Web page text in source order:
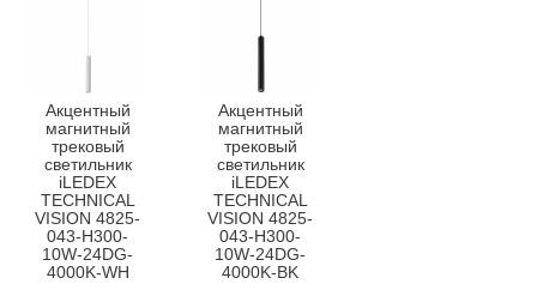
Акцентный
магнитный
трековый
светильник
iLEDEX
TECHNICAL
VISION 4825-
043-H300-
10W-24DG-
4000K-WH
Акцентный
магнитный
трековый
светильник
iLEDEX
TECHNICAL
VISION 4825-
043-H300-
10W-24DG-
4000K-BK